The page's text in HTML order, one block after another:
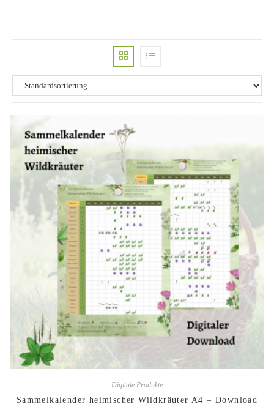
Digitale Produkte
Sammelkalender heimischer Wildkräuter A4 – Download